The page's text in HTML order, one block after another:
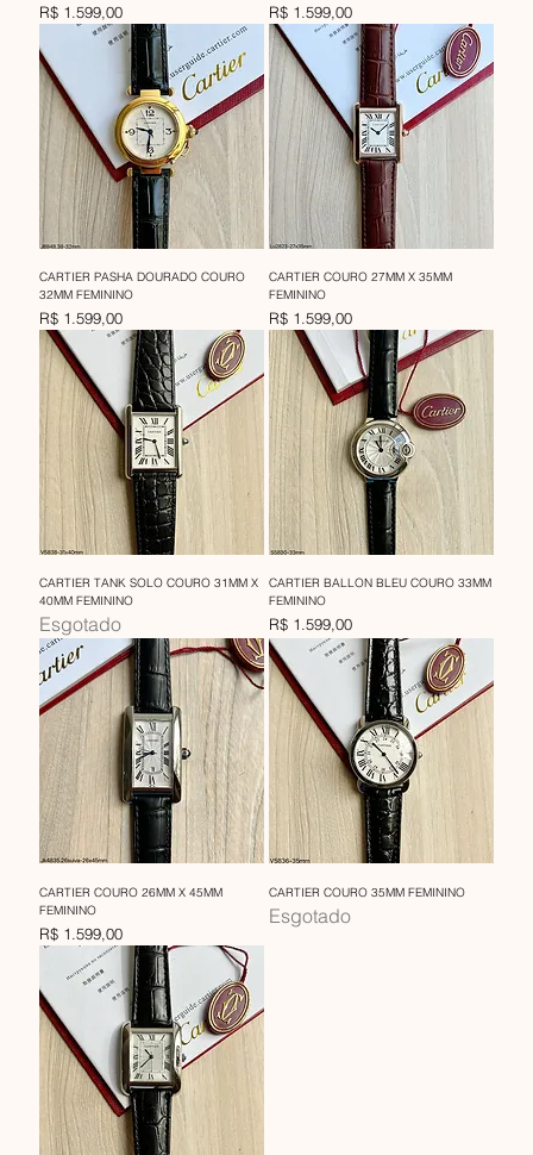
Preço
R$ 1.599,00 Preço
R$ 1.599,00
CARTIER PASHA DOURADO COURO
32MM FEMININO
Preço
R$ 1.599,00
CARTIER COURO 27MM X 35MM
FEMININO
Preço
R$ 1.599,00
CARTIER TANK SOLO COURO 31MM X
40MM FEMININO
Esgotado
CARTIER BALLON BLEU COURO 33MM
FEMININO
Preço
R$ 1.599,00
CARTIER COURO 26MM X 45MM
FEMININO
Preço
R$ 1.599,00
CARTIER COURO 35MM FEMININO
Esgotado